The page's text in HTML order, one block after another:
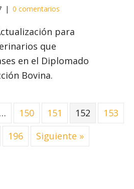
| 0 comentarios
para
que
en el Diplomado
Bovina.
… 150 151 152
153
196 Siguiente »